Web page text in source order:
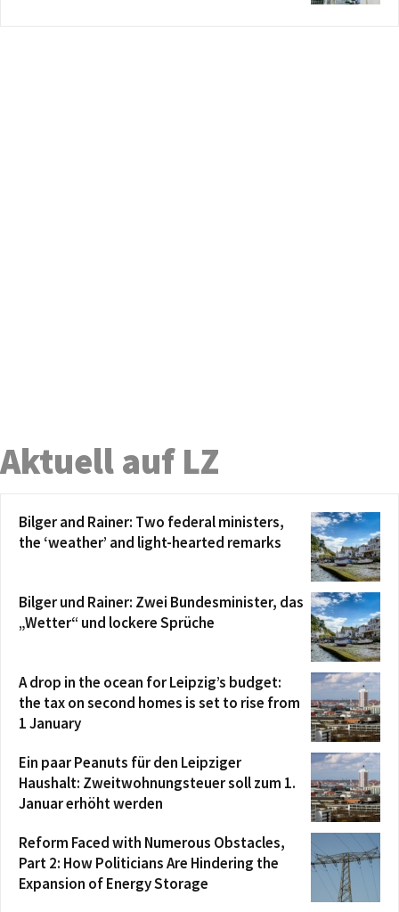
Aktuell auf LZ
Bilger and Rainer: Two federal ministers,
the ‘weather’ and light-hearted remarks
Bilger und Rainer: Zwei Bundesminister, das
„Wetter“ und lockere Sprüche
A drop in the ocean for Leipzig’s budget:
the tax on second homes is set to rise from
1 January
Ein paar Peanuts für den Leipziger
Haushalt: Zweitwohnungsteuer soll zum 1.
Januar erhöht werden
Reform Faced with Numerous Obstacles,
Part 2: How Politicians Are Hindering the
Expansion of Energy Storage